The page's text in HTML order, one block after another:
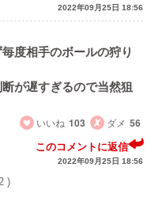
2022年09月25日 18:56
度相手のボールの狩り
が遅すぎるので当然狙
いいね 103 ダメ 56
このコメントに返信
2022年09月25日 18:56
)